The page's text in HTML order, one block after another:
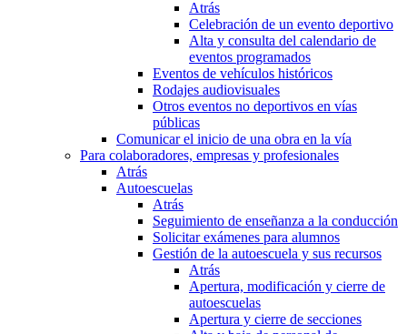
Atrás
Celebración de un evento deportivo
Alta y consulta del calendario de
eventos programados
Eventos de vehículos históricos
Rodajes audiovisuales
Otros eventos no deportivos en vías
públicas
Comunicar el inicio de una obra en la vía
Para colaboradores, empresas y profesionales
Atrás
Autoescuelas
Atrás
Seguimiento de enseñanza a la conducción
Solicitar exámenes para alumnos
Gestión de la autoescuela y sus recursos
Atrás
Apertura, modificación y cierre de
autoescuelas
Apertura y cierre de secciones